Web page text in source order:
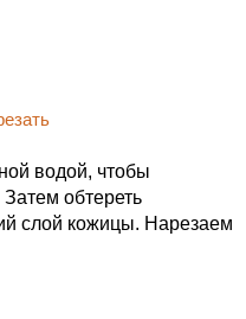
водой, чтобы
обтереть
слой кожицы. Нарезаем